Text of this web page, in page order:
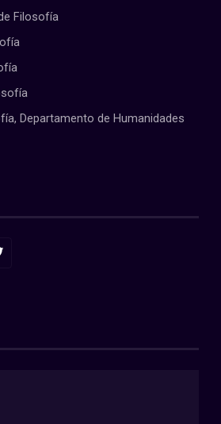
Filosofía
Departamento de Humanidades